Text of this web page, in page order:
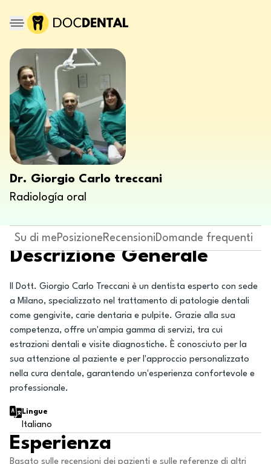
Dr. Giorgio Carlo treccani
Radiología oral
Su di mePosizioneRecensioniDomande frequenti
Descrizione Generale
Il Dott. Giorgio Carlo Treccani è un dentista esperto con sede
a Milano, specializzato nel trattamento di patologie dentali
come gengivite, carie dentaria e pulpite. Grazie alla sua
competenza, offre un'ampia gamma di servizi, tra cui
estrazioni dentali e visite diagnostiche. È conosciuto per la
sua attenzione al paziente e per l'approccio personalizzato
nella cura dentale, garantendo un'esperienza confortevole e
professionale.
Lingue
Italiano
Esperienza
Basato sulle recensioni dei pazienti e sulle referenze di altri